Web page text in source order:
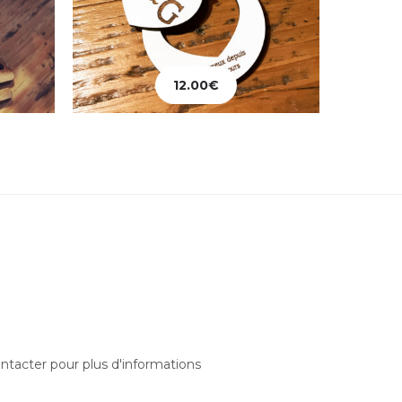
12.00€
pour plus d'informations